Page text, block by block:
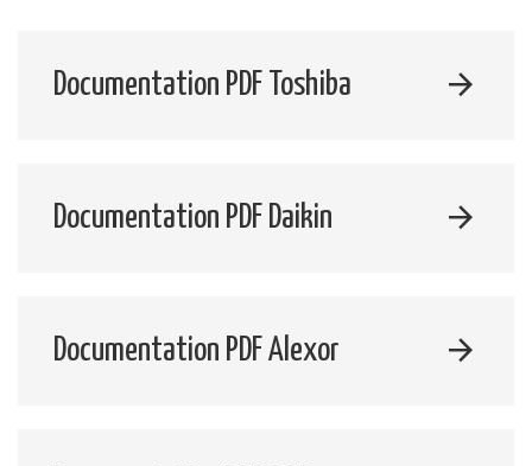
Documentation PDF Toshiba
Documentation PDF Daikin
Documentation PDF Alexor